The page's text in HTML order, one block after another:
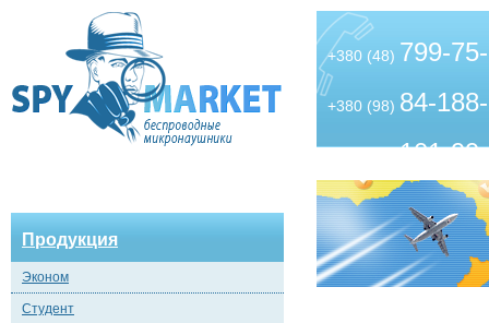
+380 (48) 799-
+380 (98) 84-
101-
Продукция
Эконом
Студент